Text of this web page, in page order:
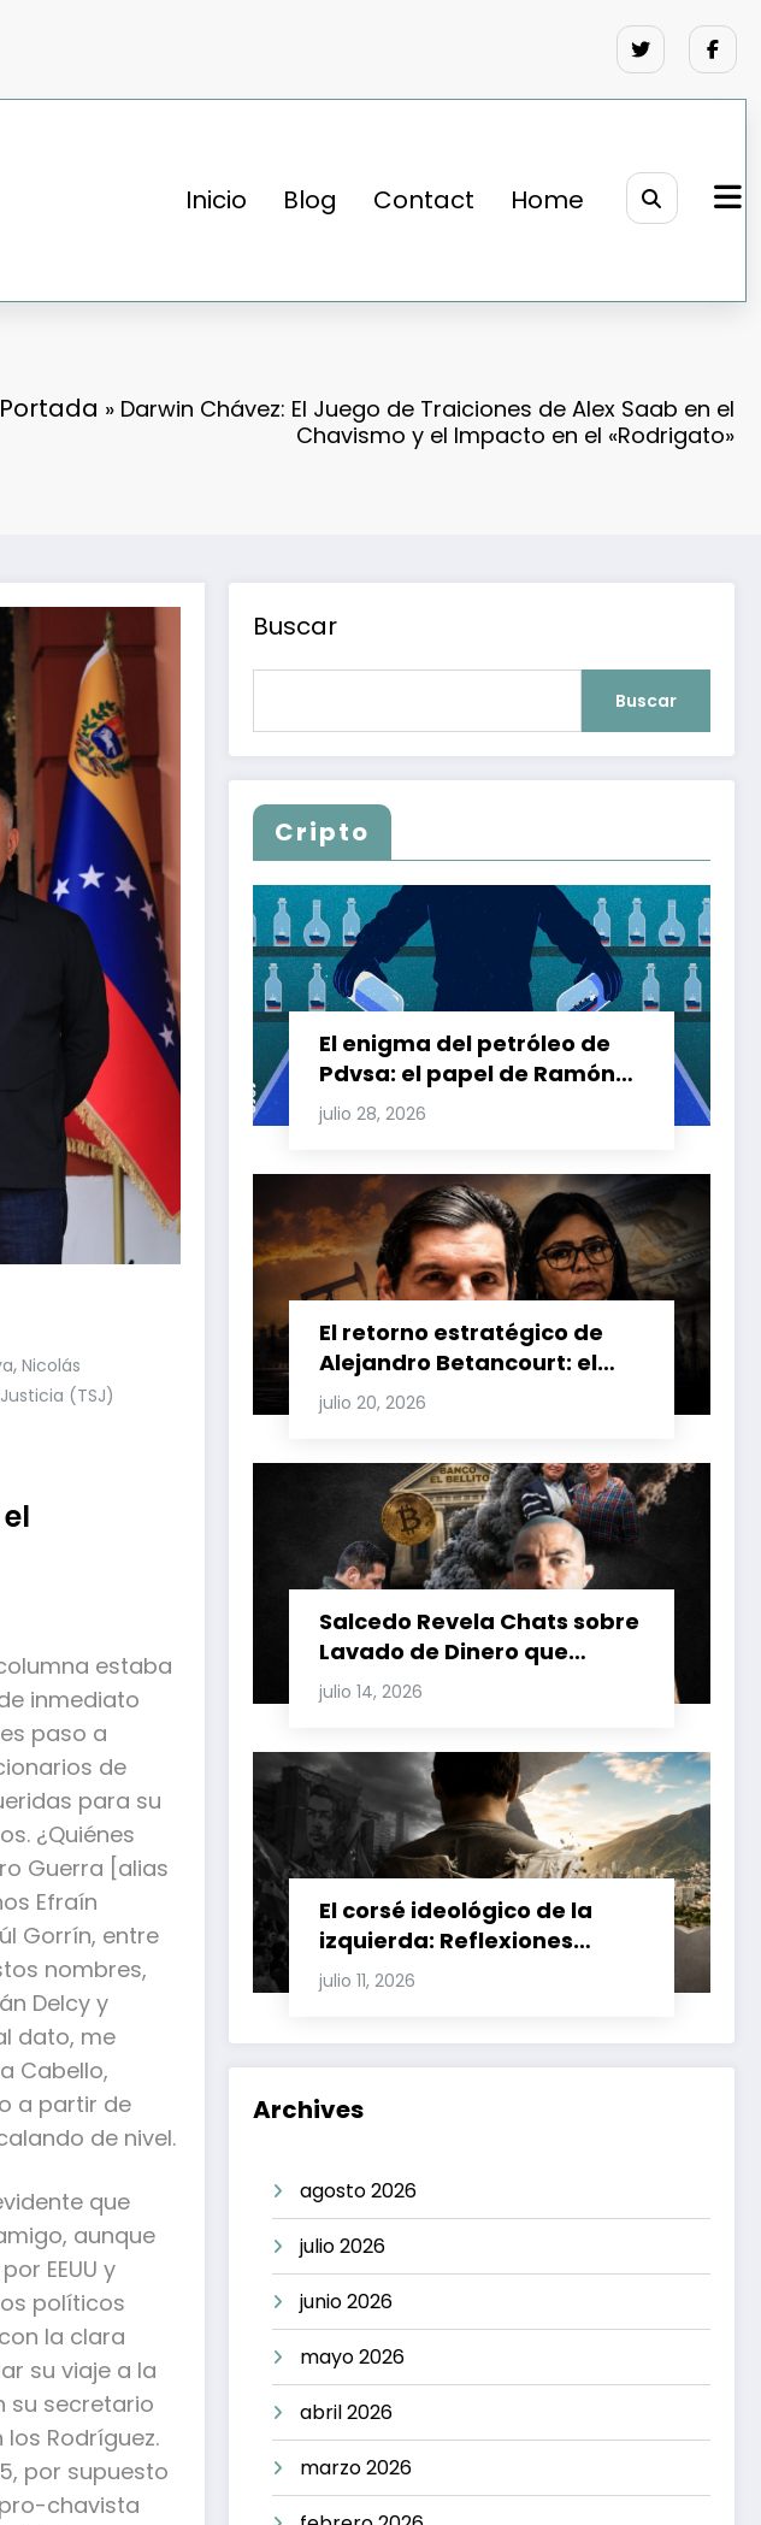
Inicio Blog Contact Home
Portada » Darwin Chávez: El Juego de Traiciones de Alex Saab en el
Chavismo y el Impacto en el «Rodrigato»
, Nicolás
(TSJ)
estaba
inmediato
paso a
de
para su
¿Quiénes
Guerra [alias
Efraín
Gorrín, entre
nombres,
Delcy y
dato, me
Cabello,
a partir de
de nivel.
que
aunque
EEUU y
políticos
la clara
su viaje a la
su secretario
Rodríguez.
por supuesto
chavista
Buscar
Buscar
Cripto
El enigma del petróleo de
Pdvsa: el papel de Ramón
Carretero en el triángulo de
Carretero y su impacto en
julio 28, 2026
El retorno estratégico de
Alejandro Betancourt: el
bolichico que desafía la
justicia y renueva su poder
venezolana
julio 20, 2026
Salcedo Revela Chats sobre
Lavado de Dinero que
Involucran a Glas, Correa y
Juan Fernando Petro en el
julio 14, 2026
El corsé ideológico de la
izquierda: Reflexiones
sobre el fracaso chavista y
la crisis moral en América
julio 11, 2026
Archives
agosto 2026
julio 2026
junio 2026
mayo 2026
abril 2026
marzo 2026